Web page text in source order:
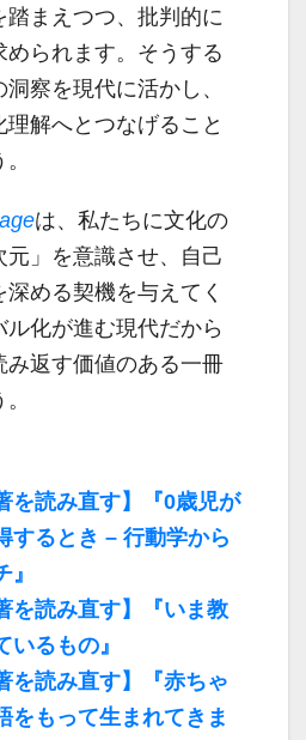
まえつつ、批判的に
られます。そうする
察を現代に活かし、
解へとつなげること
は、私たちに文化の
元」を意識させ、自己
める契機を与えてく
化が進む現代だから
み返す価値のある一冊
を読み直す】『0歳児が
するとき – 行動学から
を読み直す】『いま教
いるもの』
を読み直す】『赤ちゃ
をもって生まれてきま